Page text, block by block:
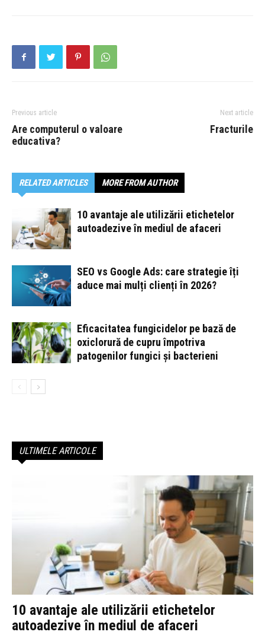
Previous article
Are computerul o valoare
educativa?
Next article
Fracturile
RELATED ARTICLES MORE FROM AUTHOR
10 avantaje ale utilizării etichetelor
autoadezive în mediul de afaceri
SEO vs Google Ads: care strategie îți
aduce mai mulți clienți în 2026?
Eficacitatea fungicidelor pe bază de
oxiclorură de cupru împotriva
patogenilor fungici și bacterieni
ULTIMELE ARTICOLE
10 avantaje ale utilizării etichetelor
autoadezive în mediul de afaceri